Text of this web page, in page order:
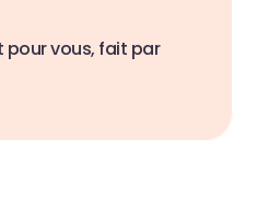
pour vous, fait par